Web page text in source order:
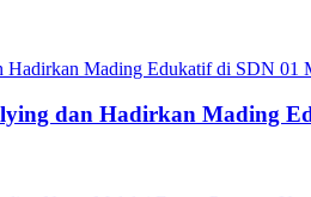
dan Hadirkan Mading